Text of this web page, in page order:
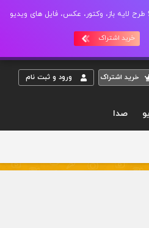
با خرید اشتراک ماهیانه تا 600 طرح لایه باز، وکتور، عکس، فایل های ویدیو
خرید اشتراک
خريد اشتراک ورود و ثبت نام
صدا